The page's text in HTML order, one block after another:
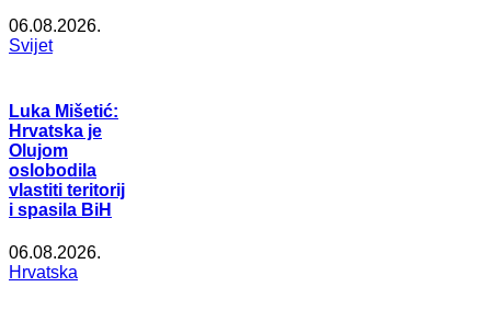
06.08.2026.
Svijet
Luka Mišetić:
Hrvatska je
Olujom
oslobodila
vlastiti teritorij
i spasila BiH
06.08.2026.
Hrvatska